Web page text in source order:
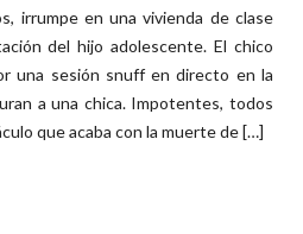
irrumpe en una vivienda de clase
del hijo adolescente. El chico
una sesión snuff en directo en la
a una chica. Impotentes, todos
que acaba con la muerte de […]